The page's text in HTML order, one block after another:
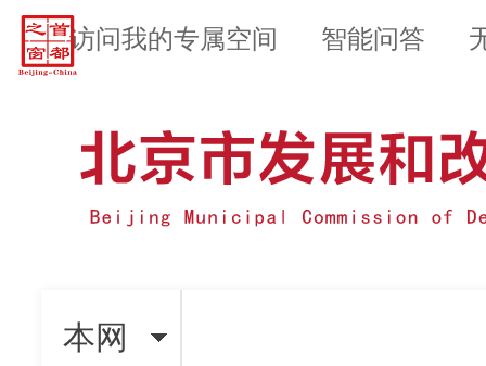
访问我的专属空间 智能问答
本网